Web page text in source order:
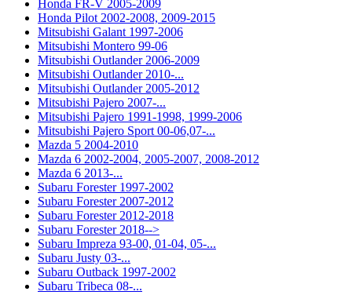
Honda FR-V 2005-2009
Honda Pilot 2002-2008, 2009-2015
Mitsubishi Galant 1997-2006
Mitsubishi Montero 99-06
Mitsubishi Outlander 2006-2009
Mitsubishi Outlander 2010-...
Mitsubishi Outlander 2005-2012
Mitsubishi Pajero 2007-...
Mitsubishi Pajero 1991-1998, 1999-2006
Mitsubishi Pajero Sport 00-06,07-...
Mazda 5 2004-2010
Mazda 6 2002-2004, 2005-2007, 2008-2012
Mazda 6 2013-...
Subaru Forester 1997-2002
Subaru Forester 2007-2012
Subaru Forester 2012-2018
Subaru Forester 2018-->
Subaru Impreza 93-00, 01-04, 05-...
Subaru Justy 03-...
Subaru Outback 1997-2002
Subaru Tribeca 08-...